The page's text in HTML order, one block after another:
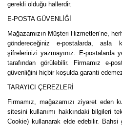
gerekli olduğu hallerdir.
E-POSTA GÜVENLİĞİ
Mağazamızın Müşteri Hizmetleri’ne,
göndereceğiniz e-postalarda, asla
şifrelerinizi yazmayınız. E-postalarda
tarafından görülebilir. Firmamız e-
güvenliğini hiçbir koşulda garanti
TARAYICI ÇEREZLERİ
Firmamız, mağazamızı ziyaret eden
sitesini kullanımı hakkındaki bilgileri
Cookie) kullanarak elde edebilir. Bahsi